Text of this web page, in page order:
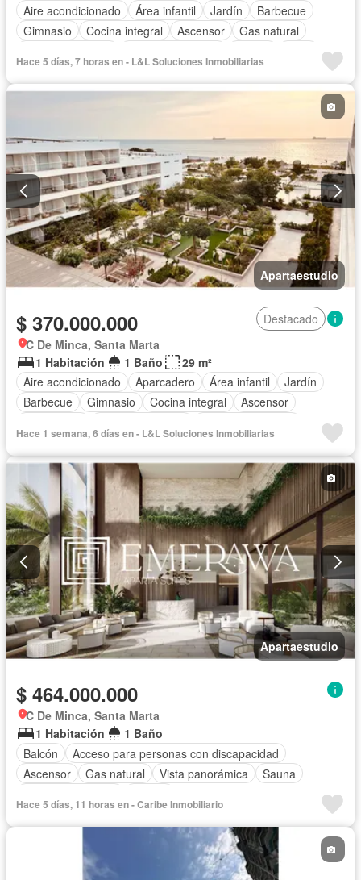
Aire acondicionado
Área infantil Jardín
Barbecue
Gimnasio
Cocina integral Ascensor
Gas natural
Hace 5 días, 7 horas en - L&L Soluciones Inmobiliarias
Apartaestudio
$ 370.000.000
Destacado
C De Minca, Santa Marta
1 Habitación
1 Baño
29 m²
Aire acondicionado
Aparcadero Área infantil
Jardín
Barbecue
Gimnasio Cocina integral
Ascensor
Piscina
Agua
Hace 1 semana, 6 días en - L&L Soluciones Inmobiliarias
Apartaestudio
$ 464.000.000
C De Minca, Santa Marta
1 Habitación
1 Baño
Balcón
Acceso para personas con discapacidad
Ascensor
Gas natural Vista panorámica
Sauna
Hace 5 días, 11 horas en - Caribe Inmobiliario